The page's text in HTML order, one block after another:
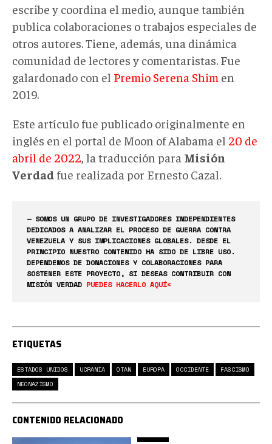
escribe y coordina el medio, aunque también
publica colaboraciones o trabajos especiales de
otros autores. Tiene, además, una dinámica
comunidad de lectores y comentaristas. Fue
galardonado con el Premio Serena Shim en
2019.
Este artículo fue publicado originalmente en
inglés en el portal de Moon of Alabama el 20 de
abril de 2022 , la traducción para Misión
Verdad fue realizada por Ernesto Cazal.
— SOMOS UN GRUPO DE INVESTIGADORES INDEPENDIENTES
DEDICADOS A ANALIZAR EL PROCESO DE GUERRA CONTRA
VENEZUELA Y SUS IMPLICACIONES GLOBALES. DESDE EL
PRINCIPIO NUESTRO CONTENIDO HA SIDO DE LIBRE USO.
DEPENDEMOS DE DONACIONES Y COLABORACIONES PARA
SOSTENER ESTE PROYECTO, SI DESEAS CONTRIBUIR CON
MISIÓN VERDAD PUEDES HACERLO AQUÍ<
ETIQUETAS
ESTADOS UNIDOS UCRANIA OTAN EUROPA OCCIDENTE
FASCISMO
NEONAZISMO
CONTENIDO RELACIONADO